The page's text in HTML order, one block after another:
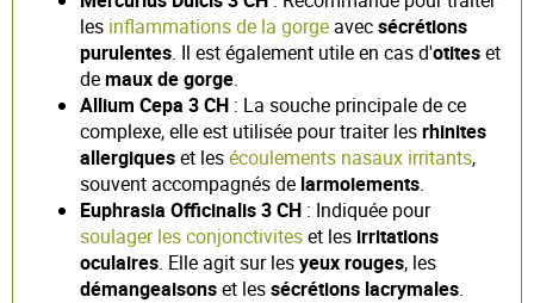
les inflammations de la gorge avecsécrétions
purulentes. Il est également utile en cas d'otiteset
demaux de gorge.
Allium Cepa 3 CH : La souche principale de ce
complexe, elle est utilisée pour traiter lesrhinites
allergiqueset lesécoulements nasaux irritants,
souvent accompagnés de larmoiements.
Euphrasia Officinalis 3 CH : Indiquée pour
soulager les conjonctiviteset les irritations
oculaires. Elle agit sur lesyeux rouges, les
démangeaisonset lessécrétions lacrymales.